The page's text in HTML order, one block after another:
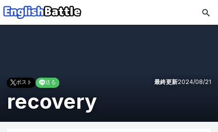
ポスト 送る 最終更新2024/08/21
recovery